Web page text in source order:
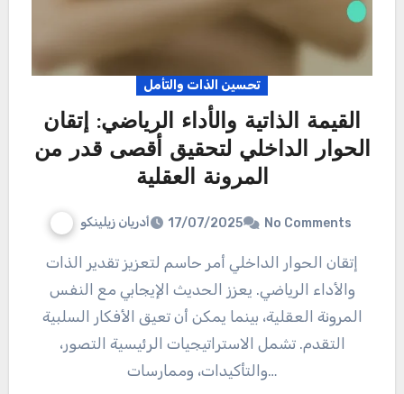
تحسين الذات والتأمل
القيمة الذاتية والأداء الرياضي: إتقان
الحوار الداخلي لتحقيق أقصى قدر من
المرونة العقلية
أدريان زيلينكو 17/07/2025 No Comments
إتقان الحوار الداخلي أمر حاسم لتعزيز تقدير الذات
والأداء الرياضي. يعزز الحديث الإيجابي مع النفس
المرونة العقلية، بينما يمكن أن تعيق الأفكار السلبية
التقدم. تشمل الاستراتيجيات الرئيسية التصور،
والتأكيدات، وممارسات…